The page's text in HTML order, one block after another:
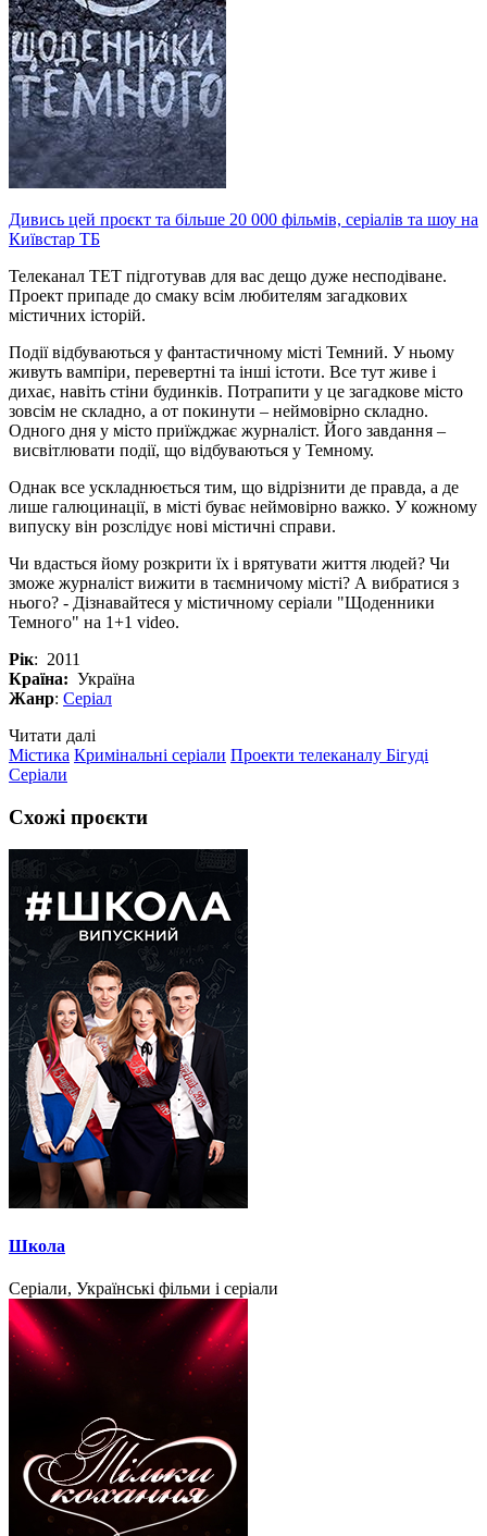
Дивись цей проєкт та більше 20 000 фільмів, серіалів та шоу на
Київстар ТБ
Телеканал ТЕТ підготував для вас дещо дуже несподіване.
Проект припаде до смаку всім любителям загадкових
містичних історій.
Події відбуваються у фантастичному місті Темний. У ньому
живуть вампіри, перевертні та інші істоти. Все тут живе і
дихає, навіть стіни будинків. Потрапити у це загадкове місто
зовсім не складно, а от покинути – неймовірно складно.
Одного дня у місто приїжджає журналіст. Його завдання –
висвітлювати події, що відбуваються у Темному.
Однак все ускладнюється тим, що відрізнити де правда, а де
лише галюцинації, в місті буває неймовірно важко. У кожному
випуску він розслідує нові містичні справи.
Чи вдасться йому розкрити їх і врятувати життя людей? Чи
зможе журналіст вижити в таємничому місті? А вибратися з
нього? - Дізнавайтеся у містичному серіали "Щоденники
Темного" на 1+1 video.
Рік: 2011
Країна: Україна
Жанр: Серіал
Читати далі
Містика Кримінальні серіали Проекти телеканалу Бігуді
Серіали
Схожі проєкти
Школа
Серіали, Українські фільми і серіали